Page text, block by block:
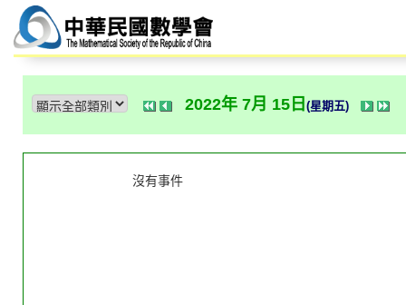
2022年 7月 15日 (星期五)
沒有事件